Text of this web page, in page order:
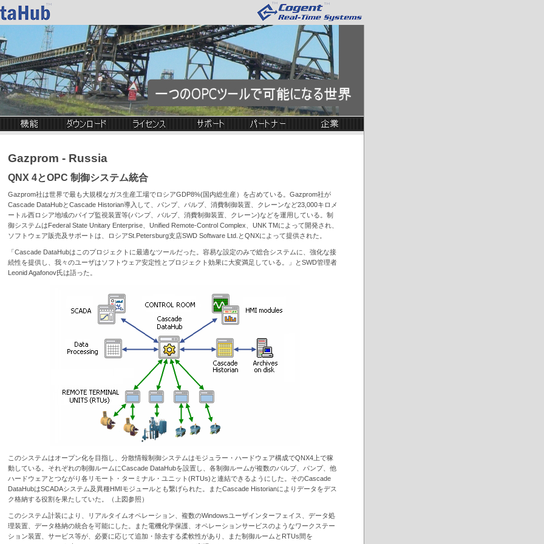
Gazprom - Russia
QNX 4とOPC 制御システム統合
Gazprom社は世界で最も大規模なガス生産工場でロシアGDP8%(国内総生産）を占めている。Gazprom社が
Cascade DataHubとCascade Historian導入して、パンプ、バルブ、消費制御装置、クレーンなど23,000キロメ
ートル西ロシア地域のパイプ監視装置等(パンプ、バルブ、消費制御装置、クレーン)などを運用している。制
御システムはFederal State Unitary Enterprise、Unified Remote-Control Complex、UNK TMによって開発され、
ソフトウェア販売及サポートは、ロシアSt.Petersburg支店SWD Software Ltd.とQNXによって提供された。
「Cascade DataHubはこのプロジェクトに最適なツールだった。容易な設定のみで総合システムに、強化な接
続性を提供し、我々のユーザはソフトウェア安定性とプロジェクト効果に大変満足している。」とSWD管理者
Leonid Agafonov氏は語った。
このシステムはオープン化を目指し、分散情報制御システムはモジュラー・ハードウェア構成でQNX4上で稼
動している。それぞれの制御ルームにCascade DataHubを設置し、各制御ルームが複数のバルブ、パンプ、他
ハードウェアとつながり各リモート・ターミナル・ユニット(RTUs)と連結できるようにした。そのCascade
DataHubはSCADAシステム及異種HMIモジュールとも繋げられた。またCascade Historianによりデータをデス
ク格納する役割を果たしていた。（上図参照）
このシステム計装により、リアルタイムオペレーション、複数のWindowsユーザインターフェイス、データ処
理装置、データ格納の統合を可能にした。また電機化学保護、オペレーションサービスのようなワークステー
ション装置、サービス等が、必要に応じて追加・除去する柔軟性があり、また制御ルームとRTUs間を